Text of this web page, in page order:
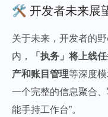
🛠️ 开发者未来展
关于未来，开发者的
内，
「执务」将上线
产和账目管理等深度
一个完整的信息聚合
能手持工作台”。